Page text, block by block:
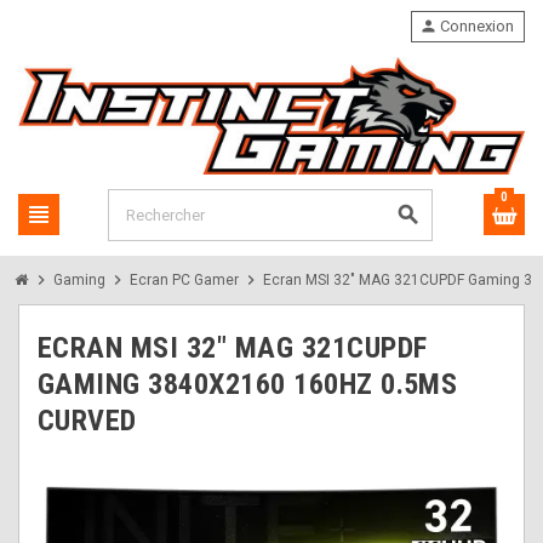
view_headline search
person Connexion
0
chevron_right Gaming chevron_right Ecran PC Gamer chevron_right Ecran MSI 32" MAG 321CUPDF Gaming
ECRAN MSI 32" MAG 321CUPDF
GAMING 3840X2160 160HZ 0.5MS
CURVED